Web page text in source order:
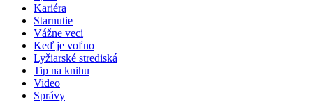
Kariéra
Starnutie
Vážne veci
Keď je voľno
Lyžiarské strediská
Tip na knihu
Video
Správy